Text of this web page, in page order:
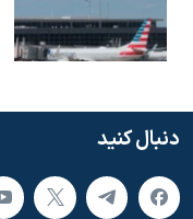
دنبال کنید